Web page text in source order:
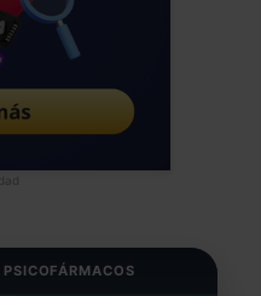
y sobretodo
se entiendan,
una de una
genética
estresores
cronicamente
otras